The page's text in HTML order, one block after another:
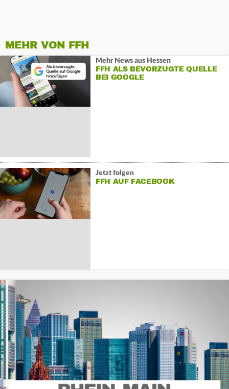
MEHR VON FFH
Mehr News aus Hessen
FFH ALS BEVORZUGTE QUELLE
BEI GOOGLE
Jetzt folgen
FFH AUF FACEBOOK